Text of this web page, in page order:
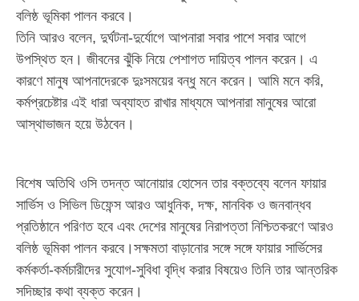
বলিষ্ঠ ভূমিকা পালন করবে।
তিনি আরও বলেন, দুর্ঘটনা-দুর্যোগে আপনারা সবার পাশে সবার আগে
উপস্থিত হন। জীবনের ঝুঁকি নিয়ে পেশাগত দায়িত্ব পালন করেন। এ
কারণে মানুষ আপনাদেরকে দুঃসময়ের বন্ধু মনে করেন। আমি মনে করি,
কর্মপ্রচেষ্টার এই ধারা অব্যাহত রাখার মাধ্যমে আপনারা মানুষের আরো
আস্থাভাজন হয়ে উঠবেন।
বিশেষ অতিথি ওসি তদন্ত আনোয়ার হোসেন তার বক্তব্যে বলেন ফায়ার
সার্ভিস ও সিভিল ডিফেন্স আরও আধুনিক, দক্ষ, মানবিক ও জনবান্ধব
প্রতিষ্ঠানে পরিণত হবে এবং দেশের মানুষের নিরাপত্তা নিশ্চিতকরণে আরও
বলিষ্ঠ ভূমিকা পালন করবে।সক্ষমতা বাড়ানোর সঙ্গে সঙ্গে ফায়ার সার্ভিসের
কর্মকর্তা-কর্মচারীদের সুযোগ-সুবিধা বৃদ্ধি করার বিষয়েও তিনি তার আন্তরিক
সদিচ্ছার কথা ব্যক্ত করেন।